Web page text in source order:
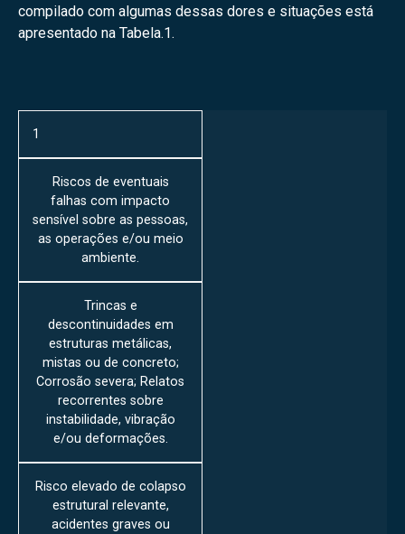
compilado com algumas dessas dores e situações está
apresentado na Tabela.1.
1
Riscos de eventuais
falhas com impacto
sensível sobre as pessoas,
as operações e/ou meio
ambiente.
Trincas e
descontinuidades em
estruturas metálicas,
mistas ou de concreto;
Corrosão severa; Relatos
recorrentes sobre
instabilidade, vibração
e/ou deformações.
Risco elevado de colapso
estrutural relevante,
acidentes graves ou